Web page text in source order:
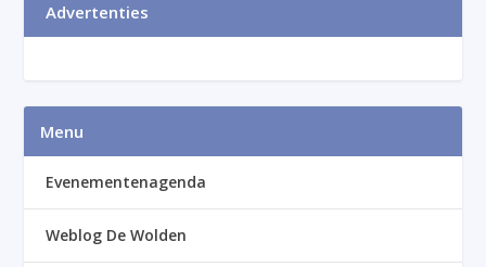
Advertenties
Menu
Evenementenagenda
Weblog De Wolden